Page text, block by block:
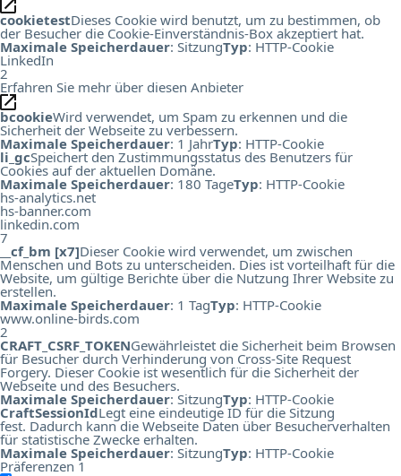
cookietestDieses Cookie wird benutzt, um zu bestimmen, ob
der Besucher die Cookie-Einverständnis-Box akzeptiert hat.
Maximale Speicherdauer: SitzungTyp: HTTP-Cookie
LinkedIn
2
Erfahren Sie mehr über diesen Anbieter
bcookieWird verwendet, um Spam zu erkennen und die
Sicherheit der Webseite zu verbessern.
Maximale Speicherdauer: 1 JahrTyp: HTTP-Cookie
li_gcSpeichert den Zustimmungsstatus des Benutzers für
Cookies auf der aktuellen Domäne.
Maximale Speicherdauer: 180 TageTyp: HTTP-Cookie
hs-analytics.net
hs-banner.com
linkedin.com
7
__cf_bm [x7]Dieser Cookie wird verwendet, um zwischen
Menschen und Bots zu unterscheiden. Dies ist vorteilhaft für die
Website, um gültige Berichte über die Nutzung Ihrer Website zu
erstellen.
Maximale Speicherdauer: 1 TagTyp: HTTP-Cookie
www.online-birds.com
2
CRAFT_CSRF_TOKENGewährleistet die Sicherheit beim Browsen
für Besucher durch Verhinderung von Cross-Site Request
Forgery. Dieser Cookie ist wesentlich für die Sicherheit der
Webseite und des Besuchers.
Maximale Speicherdauer: SitzungTyp: HTTP-Cookie
CraftSessionIdLegt eine eindeutige ID für die Sitzung
fest. Dadurch kann die Webseite Daten über Besucherverhalten
für statistische Zwecke erhalten.
Maximale Speicherdauer: SitzungTyp: HTTP-Cookie
Präferenzen 1